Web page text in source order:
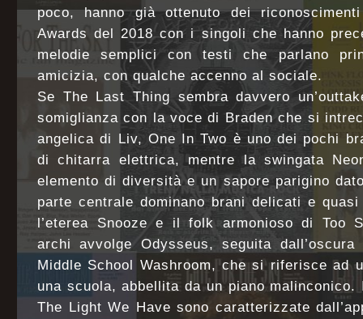
poco, hanno già ottenuto dei
Awards del 2018 con i singoli che hanno
melodie semplici con testi che parlano
amicizia, con qualche accenno al sociale.
Se The Last Thing sembra davvero
somiglianza con la voce di Braden che si
angelica di Liv, One In Two è uno dei pochi
di chitarra elettrica, mentre la swingata
elemento di diversità e un sapore parigino
parte centrale dominano brani delicati e
l’eterea Snooze e il folk armonioso di Too
archi avvolge Odysseus, seguita
Middle School Washroom, che si riferisce ad
una scuola, abbellita da un piano
The Light We Have sono caratterizzate